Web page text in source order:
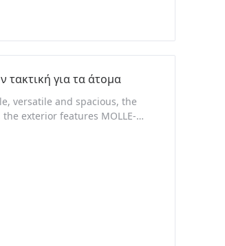
για τα άτομα
versatile and spacious, the
exterior features MOLLE-